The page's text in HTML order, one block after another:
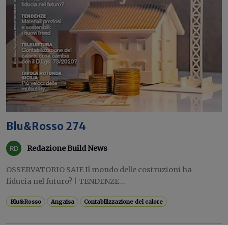
Blu&Rosso 274
Redazione Build News
OSSERVATORIO SAIE Il mondo delle costruzioni ha
fiducia nel futuro? | TENDENZE...
Blu&Rosso Angaisa Contabilizzazione del calore